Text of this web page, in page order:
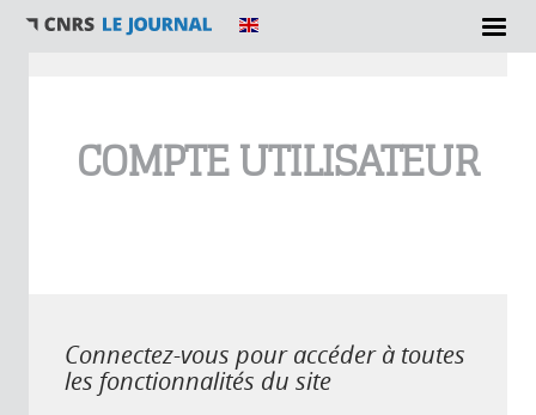
COMPTE UTILISATEUR
Connectez-vous pour accéder à toutes
les fonctionnalités du site